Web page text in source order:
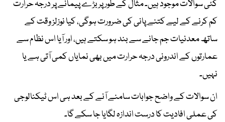
کئی سوالات موجود ہیں۔ مثال کے طور پر بڑے پیمانے پر درجہ حرارت
کم کرنے کے لیے کتنے پانی کی ضرورت ہوگی، کیا نوزلز وقت کے
ساتھ معدنیات جم جانے سے بند ہو سکتے ہیں، اور آیا اس نظام سے
عمارتوں کے اندرونی درجہ حرارت میں بھی نمایاں کمی آتی ہے یا
نہیں۔
ان سوالات کے واضح جوابات سامنے آنے کے بعد ہی اس ٹیکنالوجی
کی عملی افادیت کا درست اندازہ لگایا جا سکے گا۔